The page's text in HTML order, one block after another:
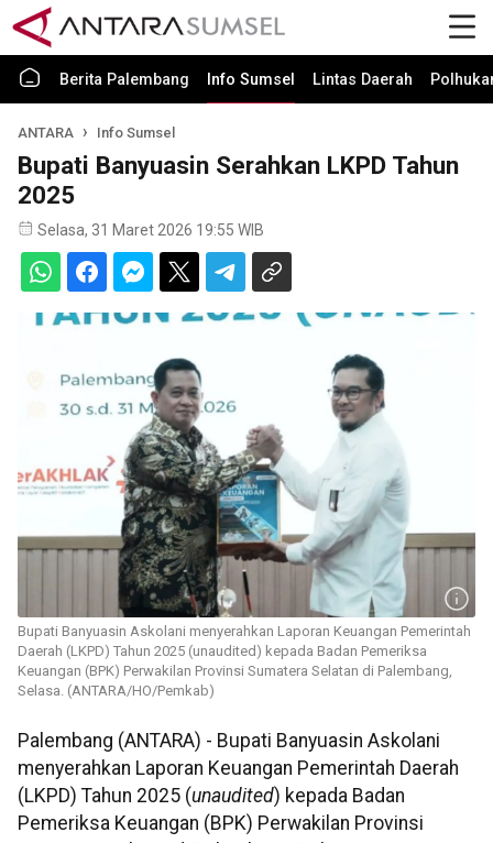
Berita Palembang Info Sumsel Lintas Daerah
ANTARA Info Sumsel
Bupati Banyuasin Serahkan LKPD Tahun
2025
Selasa, 31 Maret 2026 19:55 WIB
Bupati Banyuasin Askolani menyerahkan Laporan Keuangan Pemerintah
Daerah (LKPD) Tahun 2025 (unaudited) kepada Badan Pemeriksa
Keuangan (BPK) Perwakilan Provinsi Sumatera Selatan di Palembang,
Selasa. (ANTARA/HO/Pemkab)
Palembang (ANTARA) - Bupati Banyuasin Askolani
menyerahkan Laporan Keuangan Pemerintah Daerah
(LKPD) Tahun 2025 (unaudited) kepada Badan
Pemeriksa Keuangan (BPK) Perwakilan Provinsi